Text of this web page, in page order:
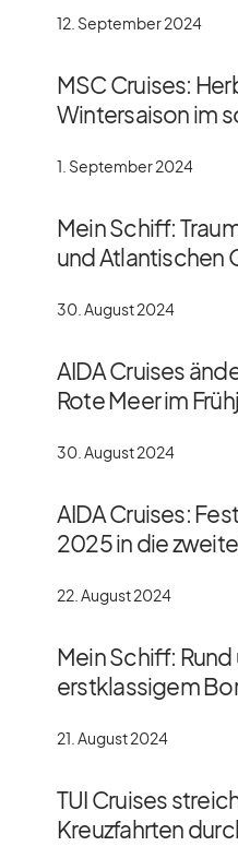
12. September 2024
MSC Cruises:
Wintersaison im
1. September 2024
Mein Schiff:
und Atlantischen
30. August 2024
AIDA Cruises
Rote Meer im
30. August 2024
AIDA Cruises:
2025 in die
22. August 2024
Mein Schiff:
erstklassigem
21. August 2024
TUI Cruises
Kreuzfahrten